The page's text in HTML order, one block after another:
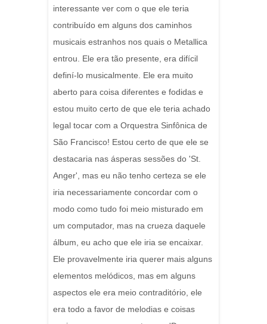
interessante ver com o que ele teria
contribuído em alguns dos caminhos
musicais estranhos nos quais o Metallica
entrou. Ele era tão presente, era difícil
definí-lo musicalmente. Ele era muito
aberto para coisa diferentes e fodidas e
estou muito certo de que ele teria achado
legal tocar com a Orquestra Sinfônica de
São Francisco! Estou certo de que ele se
destacaria nas ásperas sessões do 'St.
Anger', mas eu não tenho certeza se ele
iria necessariamente concordar com o
modo como tudo foi meio misturado em
um computador, mas na crueza daquele
álbum, eu acho que ele iria se encaixar.
Ele provavelmente iria querer mais alguns
elementos melódicos, mas em alguns
aspectos ele era meio contraditório, ele
era todo a favor de melodias e coisas